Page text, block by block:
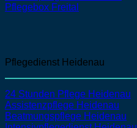
Pflegebox Freital
Pflegedienst Heidenau
24 Stunden Pflege Heidenau
Assistenzpflege Heidenau
Beatmungspflege Heidenau